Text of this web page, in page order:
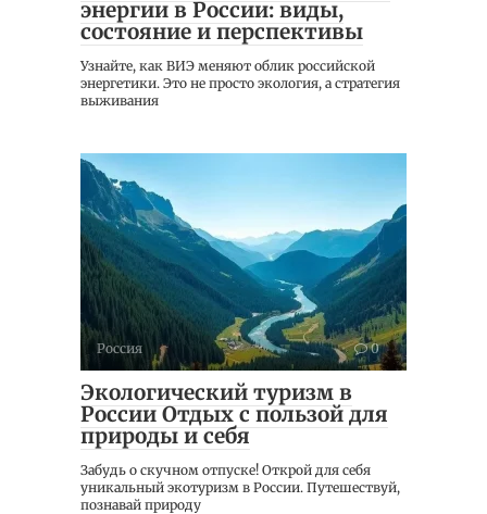
энергии в России: виды,
состояние и перспективы
Узнайте, как ВИЭ меняют облик российской
энергетики. Это не просто экология, а стратегия
выживания
Россия 0
Экологический туризм в
России Отдых с пользой для
природы и себя
Забудь о скучном отпуске! Открой для себя
уникальный экотуризм в России. Путешествуй,
познавай природу